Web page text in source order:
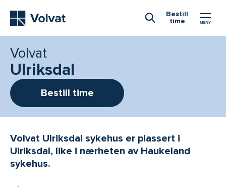
Bestill
time
Volvat
Ulriksdal
Bestill time
Volvat Ulriksdal sykehus er plassert i
Ulriksdal, like i nærheten av Haukeland
sykehus.